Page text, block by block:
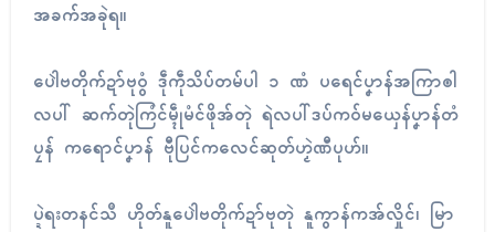
အခက်အခုဲရ။
ပေါဲဗတိုက်ဍာ်ဗုဝွံ ဒဵုကဵုသိပ်တမ်ပါ ၁ ဏံ ပရေၚ်ပၞာန်အကြာၜါ
လပါ် ဆက်တုဲကြံၚ်မ္ၚဵုမံၚ်ဖိုအ်တုဲ ရဲလပါ်ဒပ်ကဝ်မယှေန်ပၞာန်တံ
ပၠန် ကရောၚ်ပၞာန် ဗီုပြၚ်ကလေၚ်ဆုတ်ဟၟဲဏီပုဟ်။
ပ္ဍဲရးတနၚ်သဳ ဟိုတ်နူပေါဲဗတိုက်ဍာ်ဗုတုဲ နူကွာန်ကအ်လှိုၚ်၊ မြာ